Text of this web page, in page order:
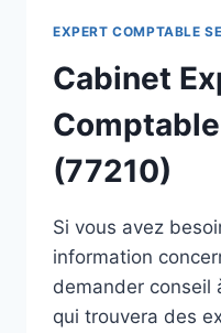
EXPERT COMPTABLE
Cabinet
(77210)
Si vous avez
information
demander conseil
qui trouvera des